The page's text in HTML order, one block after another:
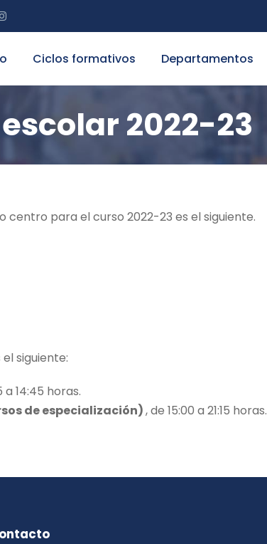
Ciclos formativos Departamentos
2022-23
centro para el curso 2022-23 es el siguiente.
siguiente:
a 14:45 horas.
de especialización), de 15:00 a 21:15 horas.